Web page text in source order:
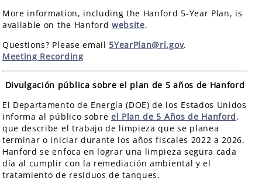
More information, including the Hanford 5-Year Plan, is
available on the Hanford website.
Questions? Please email 5YearPlan@rl.gov.
Meeting Recording
Divulgación pública sobre el plan de 5 años de Hanford
El Departamento de Energía (DOE) de los Estados Unidos
informa al público sobre el Plan de 5 Años de Hanford,
que describe el trabajo de limpieza que se planea
terminar o iniciar durante los años fiscales 2022 a 2026.
Hanford se enfoca en lograr una limpieza segura cada
día al cumplir con la remediación ambiental y el
tratamiento de residuos de tanques.